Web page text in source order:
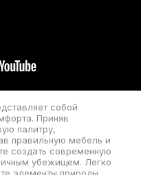
собой
Приняв
палитру,
правильную мебель и
создать современную
убежищем. Легко